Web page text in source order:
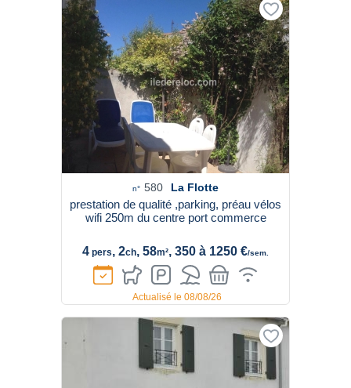
n° 580 La Flotte
prestation de qualité ,parking, préau vélos
wifi 250m du centre port commerce
4 pers, 2ch, 58m², 350 à 1250 €/sem.
Actualisé le 08/08/26